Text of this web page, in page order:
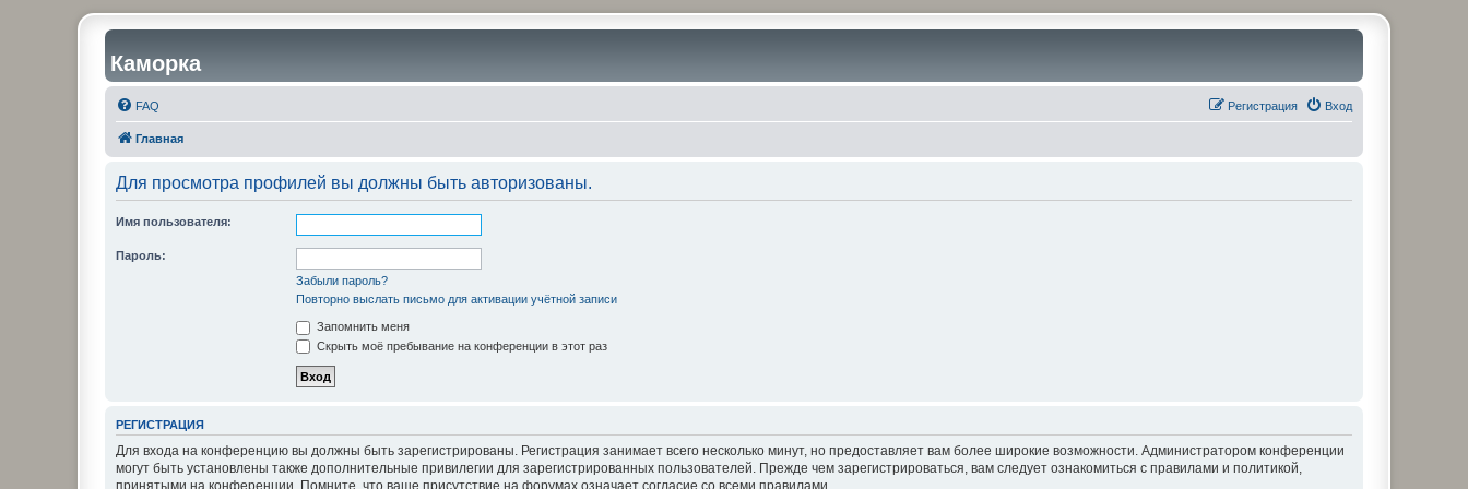
Каморка
FAQ Вход
Регистрация
Главная
Для просмотра профилей вы должны быть авторизованы.
Имя пользователя:
Пароль:
Забыли пароль?
Повторно выслать письмо для активации учётной записи
Запомнить меня
Скрыть моё пребывание на конференции в этот раз
РЕГИСТРАЦИЯ
Для входа на конференцию вы должны быть зарегистрированы. Регистрация занимает всего несколько минут, но предоставляет вам более широкие возможности. Администратором конференции
могут быть установлены также дополнительные привилегии для зарегистрированных пользователей. Прежде чем зарегистрироваться, вам следует ознакомиться с правилами и политикой,
принятыми на конференции. Помните, что ваше присутствие на форумах означает согласие со всеми правилами.